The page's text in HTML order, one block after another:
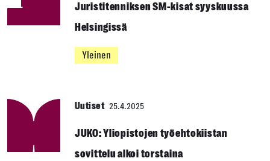
Juristitenniksen SM-kisat syyskuussa
Helsingissä
Yleinen
Uutiset 25.4.2025
JUKO: Yliopistojen työehtokiistan
sovittelu alkoi torstaina